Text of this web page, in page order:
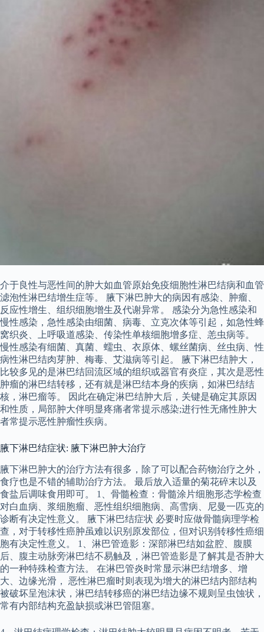
介于良性与恶性间的肿大如血管原始免疫细胞性淋巴结病和血管
滤泡性淋巴结增生症等。 腋下淋巴肿大的病因有感染、肿瘤、
反应性增生、组织细胞增生及代谢异常。 感染分为急性感染和
慢性感染，急性感染由细菌、病毒、立克次体等引起，如急性蜂
窝织炎、上呼吸道感染、传染性单核细胞增多症、恙虫病等。
慢性感染有细菌、真菌、蠕虫、衣原体、螺丝菌病、丝虫病、性
病性淋巴结肉芽肿、梅毒、艾滋病等引起。 腋下淋巴结肿大，
比较多见的是淋巴结回流区域的组织或器官有炎症，其次是恶性
肿瘤的淋巴结转移，还有就是淋巴结本身的疾病，如淋巴结结
核，淋巴瘤等。 因此在确定淋巴结肿大后，关键是确定其原因
和性质，局部肿大伴明显疼痛者常提示感染;进行性无痛性肿大
者常提示恶性肿瘤性疾病。
腋下淋巴结症状: 腋下淋巴肿大治疗
腋下淋巴肿大的治疗方法有很多，除了可以配合药物治疗之外，
食疗也是不错的辅助治疗方法。 最后放入适量的菊花碎末以及
食盐后调味食用即可。 1、骨髓检查：骨髓涂片细胞形态学检查
对白血病、浆细胞瘤、恶性组织细胞病、高雪病、尼曼一匹克的
诊断有决定性意义。 腋下淋巴结症状 必要时应做骨髓病理学检
查，对于转移性癌肿虽难以识别原发部位，但对识别转移性癌细
胞有决定性意义。 1、淋巴管造影：深部淋巴结如盆腔、腹膜
后、腹主动脉旁淋巴结不易触及，淋巴管造影是了解其是否肿大
的一种特殊检查方法。 在淋巴管炎时常显示淋巴结增多、增
大、边缘光滑， 恶性淋巴瘤时则表现为增大的淋巴结内部结构
被破坏呈泡沫状，淋巴结转移癌的淋巴结边缘不规则呈虫蚀状，
常有内部结构充盈缺损或淋巴管阻塞。